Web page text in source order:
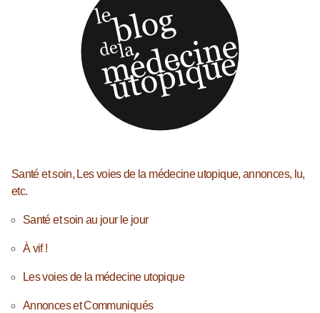
Santé et soin, Les voies de la médecine utopique, annonces, lu,
etc.
Santé et soin au jour le jour
À vif !
Les voies de la médecine utopique
Annonces et Communiqués